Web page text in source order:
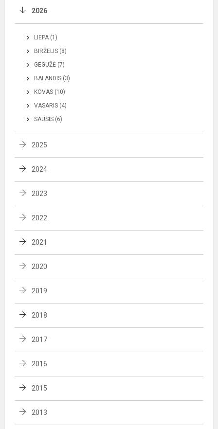
2026
LIEPA (1)
BIRŽELIS (8)
GEGUŽĖ (7)
BALANDIS (3)
KOVAS (10)
VASARIS (4)
SAUSIS (6)
2025
2024
2023
2022
2021
2020
2019
2018
2017
2016
2015
2013